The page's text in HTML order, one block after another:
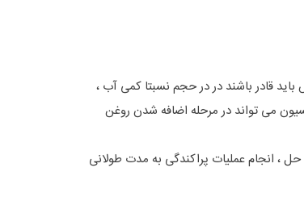
قادر باشند در در حجم نسبتا کمی آب ،
می تواند در مرحله اضافه شدن روغن
، انجام عملیات پراکندگی به مدت طولانی